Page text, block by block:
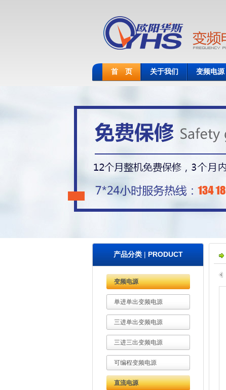
首 页 关于我们 变频电源
产品分类| PRODUCT
变频电源
单进单出变频电源
三进单出变频电源
三进三出变频电源
可编程变频电源
直流电源